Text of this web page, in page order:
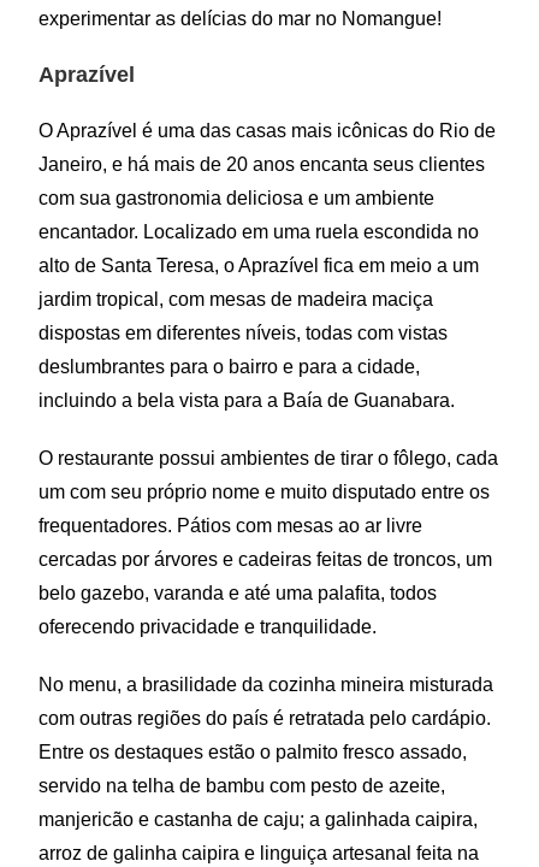
experimentar as delícias do mar no Nomangue!
Aprazível
O Aprazível é uma das casas mais icônicas do Rio de
Janeiro, e há mais de 20 anos encanta seus clientes
com sua gastronomia deliciosa e um ambiente
encantador. Localizado em uma ruela escondida no
alto de Santa Teresa, o Aprazível fica em meio a um
jardim tropical, com mesas de madeira maciça
dispostas em diferentes níveis, todas com vistas
deslumbrantes para o bairro e para a cidade,
incluindo a bela vista para a Baía de Guanabara.
O restaurante possui ambientes de tirar o fôlego, cada
um com seu próprio nome e muito disputado entre os
frequentadores. Pátios com mesas ao ar livre
cercadas por árvores e cadeiras feitas de troncos, um
belo gazebo, varanda e até uma palafita, todos
oferecendo privacidade e tranquilidade.
No menu, a brasilidade da cozinha mineira misturada
com outras regiões do país é retratada pelo cardápio.
Entre os destaques estão o palmito fresco assado,
servido na telha de bambu com pesto de azeite,
manjericão e castanha de caju; a galinhada caipira,
arroz de galinha caipira e linguiça artesanal feita na